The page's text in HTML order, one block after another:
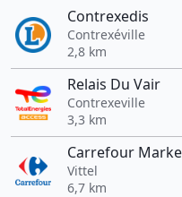
Contrexedis
Contrexéville
2,8 km
Relais Du Vair
Contrexeville
3,3 km
Carrefour
Vittel
6,7 km